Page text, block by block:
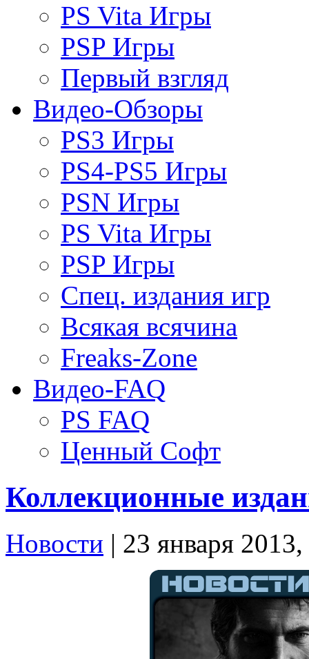
PS Vita Игры
PSP Игры
Первый взгляд
Видео-Обзоры
PS3 Игры
PS4-PS5 Игры
PSN Игры
PS Vita Игры
PSP Игры
Спец. издания игр
Всякая всячина
Freaks-Zone
Видео-FAQ
PS FAQ
Ценный Софт
Коллекционные
Новости | 23 января